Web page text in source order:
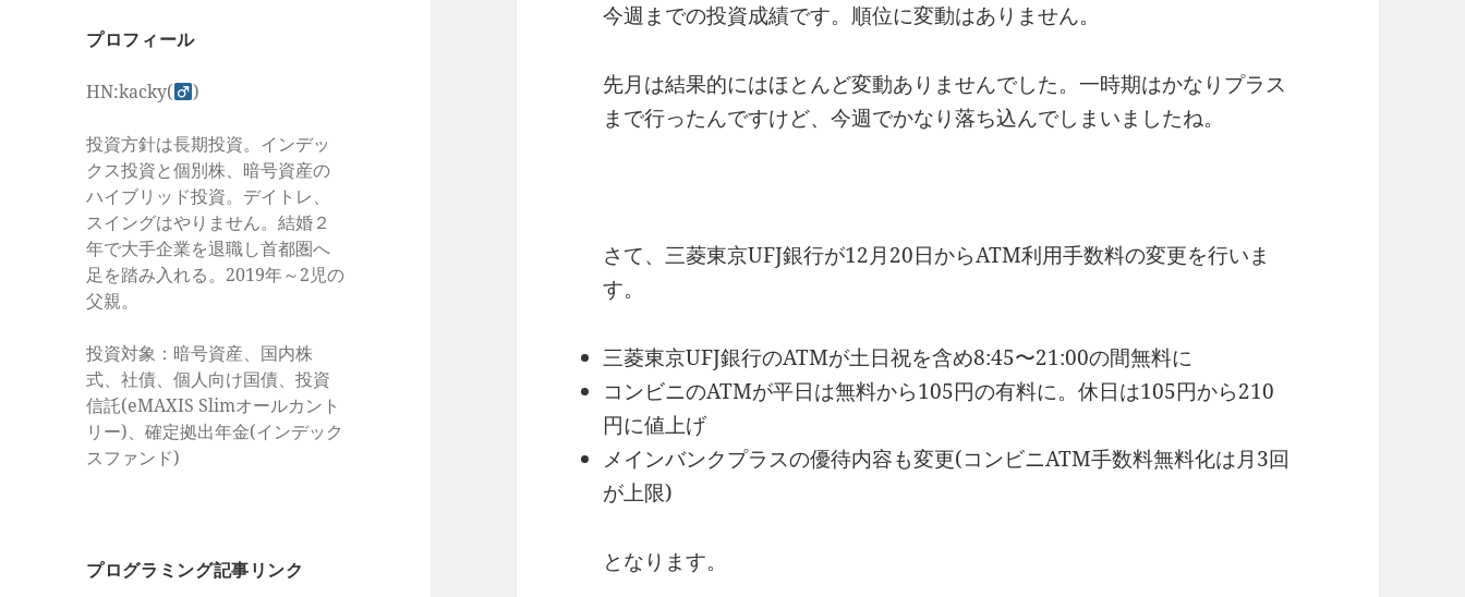
プロフィール
HN:kacky( )
投資方針は長期投資。インデッ
クス投資と個別株、暗号資産の
ハイブリッド投資。デイトレ、
スイングはやりません。結婚２
年で大手企業を退職し首都圏へ
足を踏み入れる。2019年～2児の
父親。
投資対象：暗号資産、国内株
式、社債、個人向け国債、投資
信託(eMAXIS Slimオールカント
リー)、確定拠出年金(インデック
スファンド)
プログラミング記事リンク
今週までの投資成績です。順位に変動はありません。
先月は結果的にはほとんど変動ありませんでした。一時期はかなりプラス
まで行ったんですけど、今週でかなり落ち込んでしまいましたね。
さて、三菱東京UFJ銀行が12月20日からATM利用手数料の変更を行いま
す。
三菱東京UFJ銀行のATMが土日祝を含め8:45〜21:00の間無料に
コンビニのATMが平日は無料から105円の有料に。休日は105円から210
円に値上げ
メインバンクプラスの優待内容も変更(コンビニATM手数料無料化は月3回
が上限)
となります。